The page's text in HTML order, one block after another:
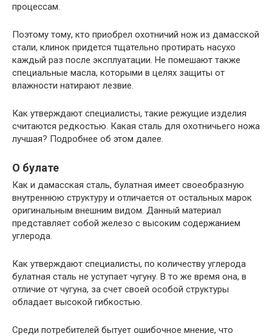
процессам.
Поэтому тому, кто приобрел охотничий нож из дамасской
стали, клинок придется тщательно протирать насухо
каждый раз после эксплуатации. Не помешают также
специальные масла, которыми в целях защиты от
влажности натирают лезвие.
Как утверждают специалисты, такие режущие изделия
считаются редкостью. Какая сталь для охотничьего ножа
лучшая? Подробнее об этом далее.
О булате
Как и дамасская сталь, булатная имеет своеобразную
внутреннюю структуру и отличается от остальных марок
оригинальным внешним видом. Данный материал
представляет собой железо с высоким содержанием
углерода.
Как утверждают специалисты, по количеству углерода
булатная сталь не уступает чугуну. В то же время она, в
отличие от чугуна, за счет своей особой структуры
обладает высокой гибкостью.
Среди потребителей бытует ошибочное мнение, что